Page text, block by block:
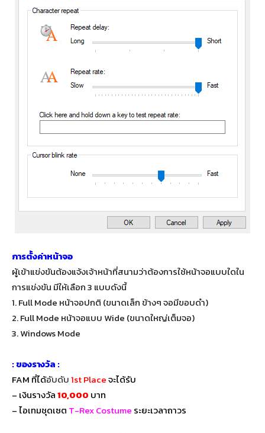
การตั้งค่าหน้าจอ
ผู้เข้าแข่งขันต้องแจ้งเจ้าหน้าที่สนามว่าต้องการใช้หน้าจอแบบใดใน
การแข่งขัน มีให้เลือก 3 แบบดังนี้
1. Full Mode หน้าจอปกติ (ขนาดเล็ก ข้างๆ จอมีขอบดำ)
2. Full Mode หน้าจอแบบ Wide (ขนาดใหญ่เต็มจอ)
3. Windows Mode
: ของรางวัล :
FAM ที่ได้อับดับ1st Placeจะได้รับ
– เงินรางวัล10,000 บาท
– ไอเทมชุดเซต T-Rex Costume ระยะเวลาถาวร